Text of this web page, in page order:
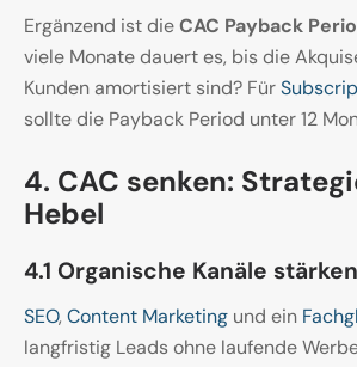
Ergänzend ist dieCAC Payback
viele Monate dauert es, bis die
Kunden amortisiert sind? Für
sollte die Payback Period unter 12
4. CAC senken:
Hebel
4.1 Organische Kanäle stärken
SEO, Content Marketing und ein
langfristig Leads ohne laufende